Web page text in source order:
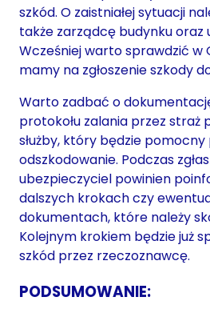
szkód. O zaistniałej sytuacji
także zarządcę budynku oraz
Wcześniej warto sprawdzić w
mamy na zgłoszenie szkody
Warto zadbać o
protokołu zalania przez straż
służby, który będzie
odszkodowanie. Podczas
ubezpieczyciel powinien
dalszych krokach czy
dokumentach, które należy
Kolejnym krokiem będzie już
szkód przez rzeczoznawcę.
PODSUMOWANIE: